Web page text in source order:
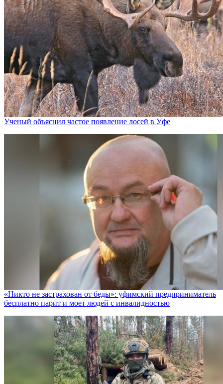
Ученый объяснил частое появление лосей в Уфе
«Никто не заcтрахован от беды»: уфимский предприниматель
бесплатно парит и моет людей с инвалидностью